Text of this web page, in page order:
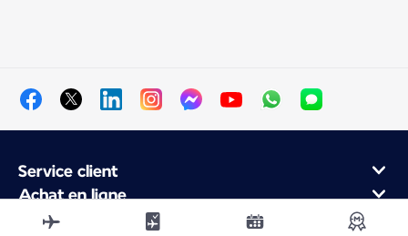
Service client
Achat en ligne
Programme de fidélité et partenaires